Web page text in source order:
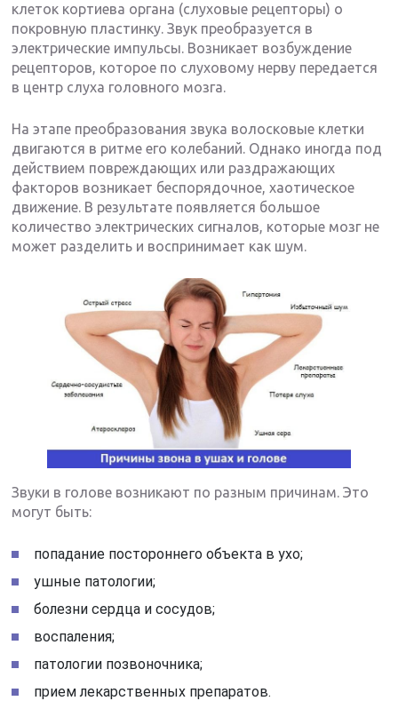
клеток кортиева органа (слуховые рецепторы) о
покровную пластинку. Звук преобразуется в
электрические импульсы. Возникает возбуждение
рецепторов, которое по слуховому нерву передается
в центр слуха головного мозга.
На этапе преобразования звука волосковые клетки
двигаются в ритме его колебаний. Однако иногда под
действием повреждающих или раздражающих
факторов возникает беспорядочное, хаотическое
движение. В результате появляется большое
количество электрических сигналов, которые мозг не
может разделить и воспринимает как шум.
Звуки в голове возникают по разным причинам. Это
могут быть:
попадание постороннего объекта в ухо;
ушные патологии;
болезни сердца и сосудов;
воспаления;
патологии позвоночника;
прием лекарственных препаратов.